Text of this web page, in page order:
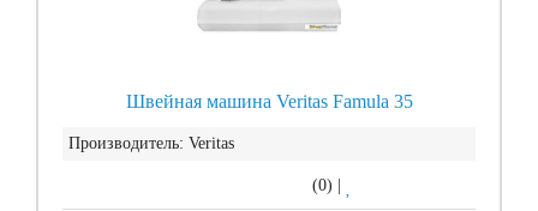
Швейная машина Veritas Famula 35
Производитель: Veritas
(0)